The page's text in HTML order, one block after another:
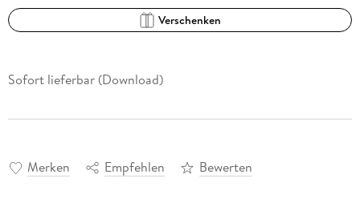
Verschenken
Sofort lieferbar (Download)
Merken Empfehlen Bewerten